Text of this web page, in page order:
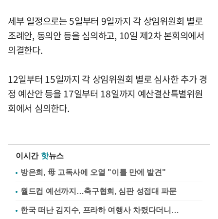
세부 일정으로는 5일부터 9일까지 각 상임위원회 별로
조례안, 동의안 등을 심의하고, 10일 제2차 본회의에서
의결한다.
12일부터 15일까지 각 상임위원회 별로 심사한 추가 경
정 예산안 등을 17일부터 18일까지 예산결산특별위원
회에서 심의한다.
이시간 핫뉴스
방은희, 母 고독사에 오열 "이틀 만에 발견"
월드컵 예선까지…축구협회, 심판 성접대 파문
한국 떠난 김지수, 프라하 여행사 차렸다더니…